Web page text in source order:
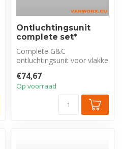
Ontluchtingsunit
complete set*
Complete G&C
ontluchtingsunit voor vlakke
dakventilator zo...
€74,67
Op voorraad